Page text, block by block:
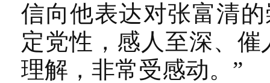
信向他表达对张富清
定党性，感人至深、
理解，非常受感动。”